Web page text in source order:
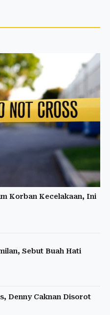
Korban Kecelakaan, Ini
Sebut Buah Hati
Denny Caknan Disorot